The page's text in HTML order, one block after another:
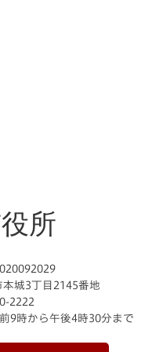
所
城3丁目2145番地
2222
9時から午後4時30分まで